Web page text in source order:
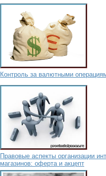
Контроль за валютными
Правовые аспекты организации
магазинов: оферта и акцепт